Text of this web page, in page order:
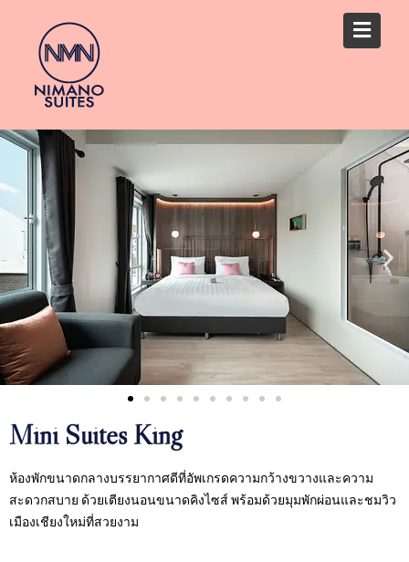
Mini Suites King
ห้องพักขนาดกลางบรรยากาศดีที่อัพเกรดความกว้างขวางและความ
สะดวกสบาย ด้วยเตียงนอนขนาดคิงไซส์ พร้อมด้วยมุมพักผ่อนและชมวิว
เมืองเชียงใหม่ที่สวยงาม